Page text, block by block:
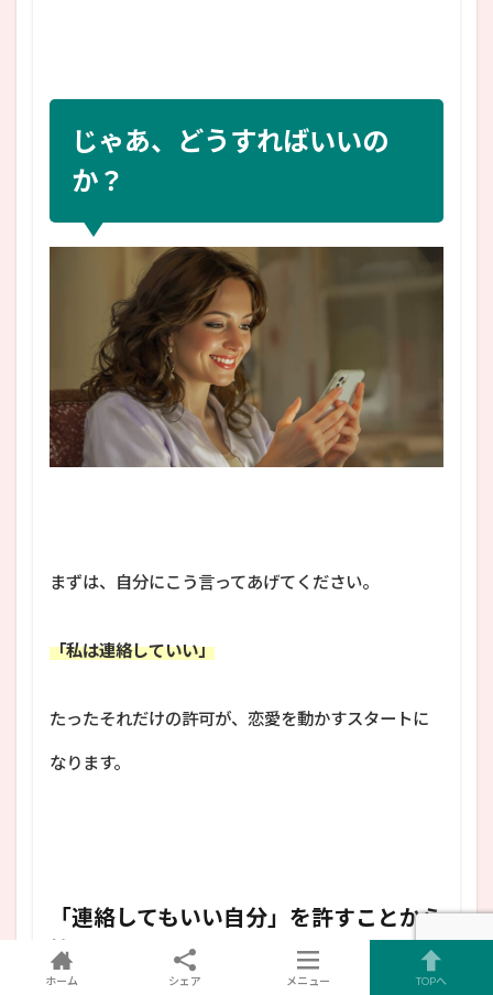
じゃあ、どうすればいいの
か？
まずは、自分にこう言ってあげてください。
「私は連絡していい」
たったそれだけの許可が、恋愛を動かすスタートに
なります。
「連絡してもいい自分」を許すことから
始めて
ホーム シェア メニュー TOPへ